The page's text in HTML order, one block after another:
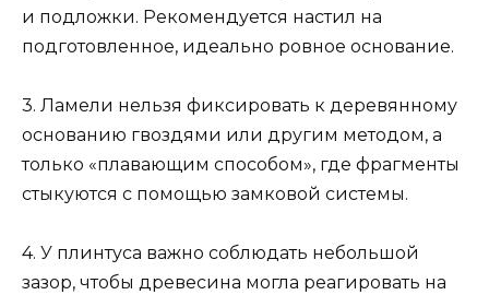
и подложки. Рекомендуется настил на
подготовленное, идеально ровное основание.
3. Ламели нельзя фиксировать к деревянному
основанию гвоздями или другим методом, а
только «плавающим способом», где фрагменты
стыкуются с помощью замковой системы.
4. У плинтуса важно соблюдать небольшой
зазор, чтобы древесина могла реагировать на